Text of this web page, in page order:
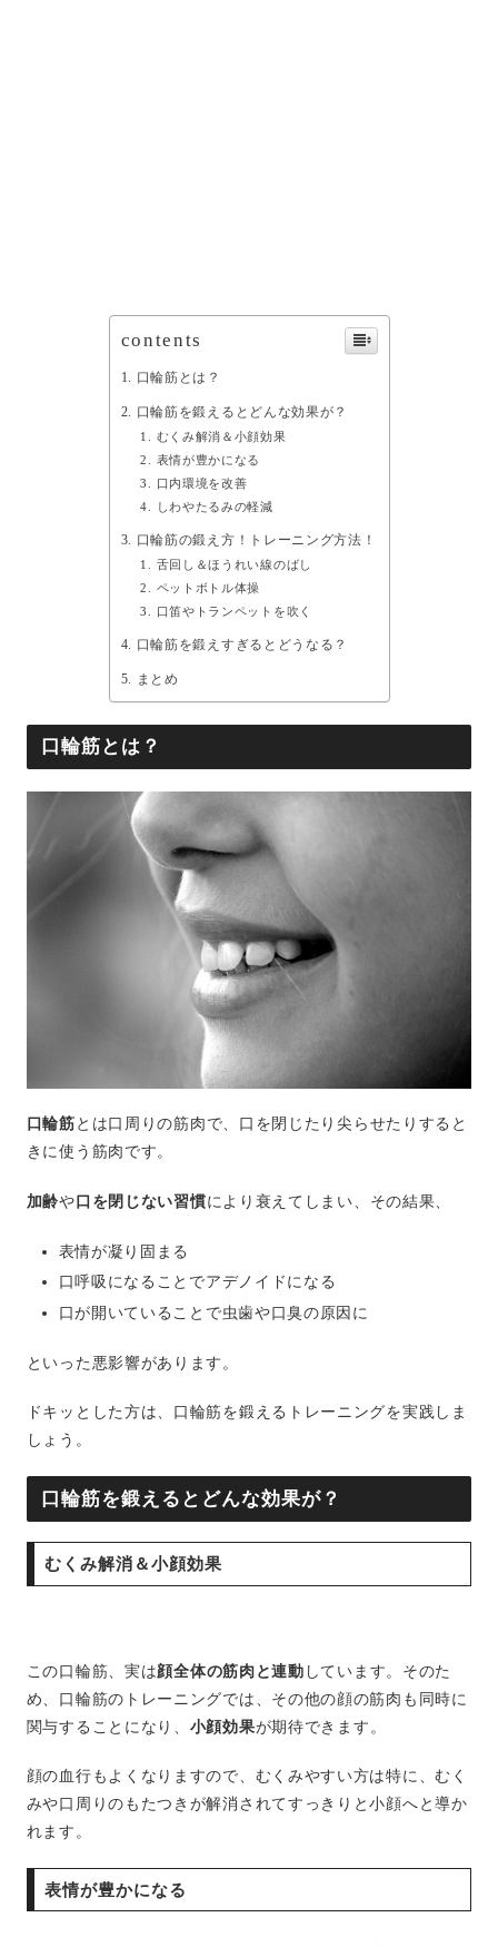
contents
口輪筋とは？
口輪筋を鍛えるとどんな効果が？
むくみ解消＆小顔効果
表情が豊かになる
口内環境を改善
しわやたるみの軽減
口輪筋の鍛え方！トレーニング方法！
舌回し＆ほうれい線のばし
ペットボトル体操
口笛やトランペットを吹く
口輪筋を鍛えすぎるとどうなる？
まとめ
口輪筋とは？
口輪筋 とは口周りの筋肉で、口を閉じたり尖らせたりすると
きに使う筋肉です。
加齢や 口を閉じない習慣により衰えてしまい、その結果、
表情が凝り固まる
口呼吸になることでアデノイドになる
口が開いていることで虫歯や口臭の原因に
といった悪影響があります。
ドキッとした方は、口輪筋を鍛えるトレーニングを実践しま
しょう。
口輪筋を鍛えるとどんな効果が？
むくみ解消＆小顔効果
この口輪筋、実は顔全体の筋肉と連動 しています。そのた
め、口輪筋のトレーニングでは、その他の顔の筋肉も同時に
関与することになり、 小顔効果が期待できます。
顔の血行もよくなりますので、むくみやすい方は特に、むく
みや口周りのもたつきが解消されてすっきりと小顔へと導か
れます。
表情が豊かになる